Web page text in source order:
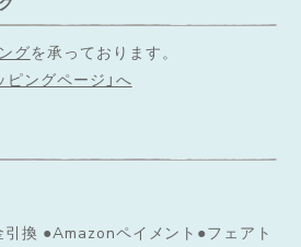
グを承っております。
ピングページ」へ
換 ●Amazonペイメント●フェアト